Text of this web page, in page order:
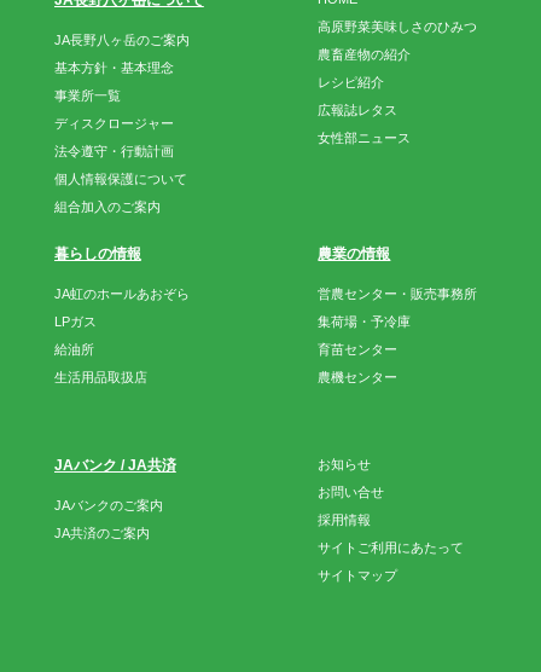
高原野菜美味しさのひみつ
農畜産物の紹介
レシピ紹介
広報誌レタス
女性部ニュース
JA長野八ヶ岳のご案内
基本方針・基本理念
事業所一覧
ディスクロージャー
法令遵守・行動計画
個人情報保護について
組合加入のご案内
暮らしの情報
JA虹のホールあおぞら
LPガス
給油所
生活用品取扱店
農業の情報
営農センター・販売事務所
集荷場・予冷庫
育苗センター
農機センター
JAバンク / JA共済
JAバンクのご案内
JA共済のご案内
お知らせ
お問い合せ
採用情報
サイトご利用にあたって
サイトマップ